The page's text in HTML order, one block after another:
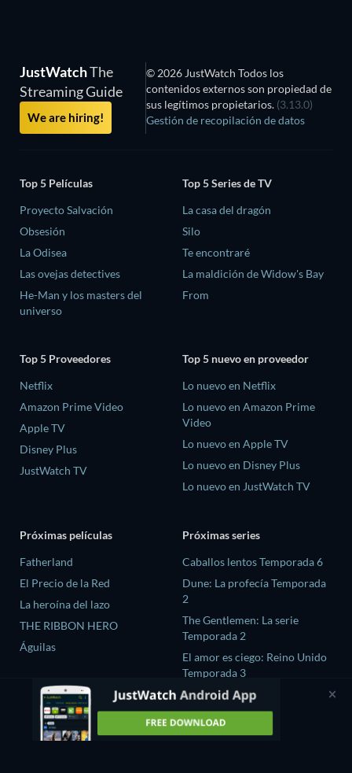
JustWatchThe
Streaming Guide
We are hiring!
© 2026 JustWatch Todos los
contenidos externos son propiedad de
sus legítimos propietarios. (3.13.0)
Gestión de recopilación de datos
Top 5 Películas
Proyecto Salvación
Obsesión
La Odisea
Las ovejas detectives
He-Man y los masters del
universo
Top 5 Series de TV
La casa del dragón
Silo
Te encontraré
La maldición de Widow's Bay
From
Top 5 Proveedores
Netflix
Amazon Prime Video
Apple TV
Disney Plus
JustWatch TV
Top 5 nuevo en proveedor
Lo nuevo en Netflix
Lo nuevo en Amazon Prime
Video
Lo nuevo en Apple TV
Lo nuevo en Disney Plus
Lo nuevo en JustWatch TV
Próximas películas
Fatherland
El Precio de la Red
La heroína del lazo
THE RIBBON HERO
Águilas
Próximas series
Caballos lentos Temporada 6
Dune: La profecía Temporada
2
The Gentlemen: La serie
Temporada 2
El amor es ciego: Reino Unido
Temporada 3
Chaebol X Detective
Temporada 2